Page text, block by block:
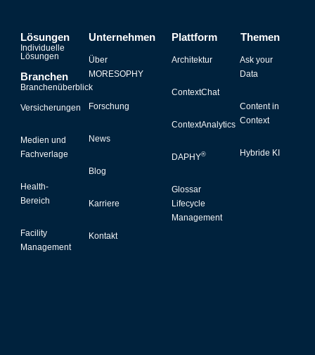
Lösungen
Individuelle
Lösungen
Branchen
Branchenüberblick
Versicherungen
Medien und
Fachverlage
Health-
Bereich
Facility
Management
Unternehmen
Über
MORESOPHY
Forschung
News
Blog
Karriere
Kontakt
Plattform
Architektur
ContextChat
ContextAnalytics
DAPHY®
Glossar
Lifecycle
Management
Themen
Ask your
Data
Content in
Context
Hybride KI